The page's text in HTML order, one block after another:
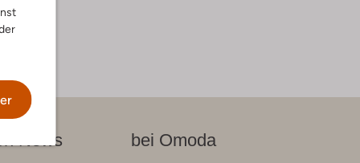
News bei Omoda